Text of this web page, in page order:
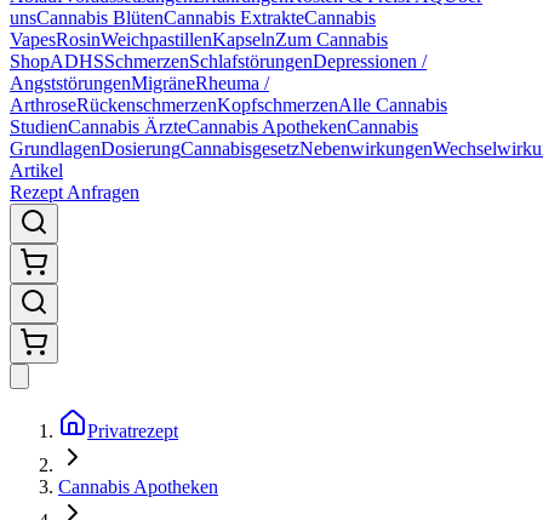
unsCannabis BlütenCannabis ExtrakteCannabis
VapesRosinWeichpastillenKapselnZum Cannabis
ShopADHSSchmerzenSchlafstörungenDepressionen /
AngststörungenMigräneRheuma /
ArthroseRückenschmerzenKopfschmerzenAlle Cannabis
StudienCannabis ÄrzteCannabis ApothekenCannabis
GrundlagenDosierungCannabisgesetzNebenwirkungen
Artikel
Rezept Anfragen
Privatrezept
Cannabis Apotheken